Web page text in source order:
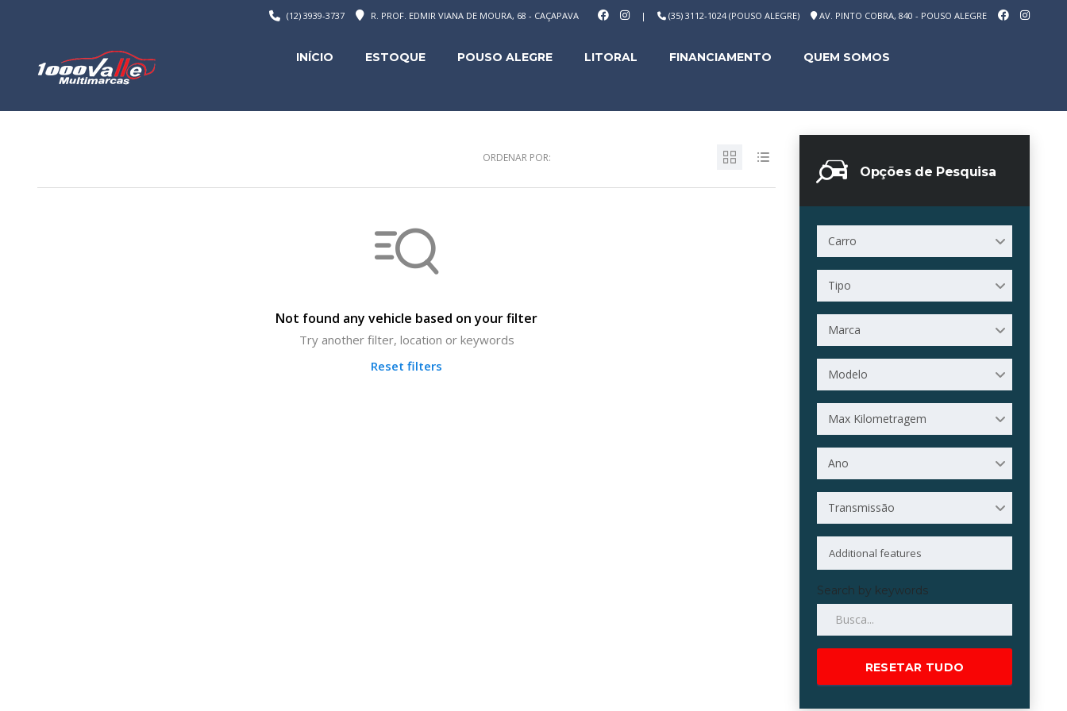
| (35) 3112-1024 (POUSO ALEGRE) AV. PINTO COBRA, 840 - POUSO ALEGRE
R. PROF. EDMIR VIANA DE MOURA, 68 - CAÇAPAVA
(12) 3939-3737
INÍCIO ESTOQUE POUSO ALEGRE LITORAL FINANCIAMENTO QUEM SOMOS
Opções de Pesquisa
Carro
Tipo
Marca
Modelo
Max Kilometragem
Ano
Transmissão
Search by keywords
RESETAR TUDO
ORDENAR POR:
Not found any vehicle based on your filter
Try another filter, location or keywords
Reset filters